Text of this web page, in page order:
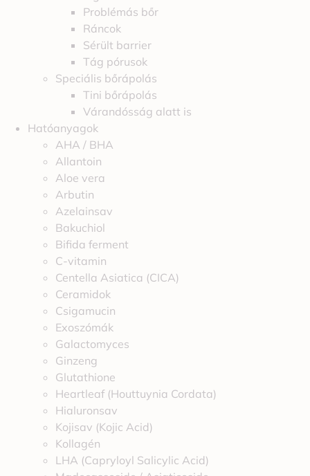
Problémás bőr
Ráncok
Sérült barrier
Tág pórusok
Speciális bőrápolás
Tini bőrápolás
Várandósság alatt is
Hatóanyagok
AHA / BHA
Allantoin
Aloe vera
Arbutin
Azelainsav
Bakuchiol
Bifida ferment
C-vitamin
Centella Asiatica (CICA)
Ceramidok
Csigamucin
Exoszómák
Galactomyces
Ginzeng
Glutathione
Heartleaf (Houttuynia Cordata)
Hialuronsav
Kojisav (Kojic Acid)
Kollagén
LHA (Capryloyl Salicylic Acid)